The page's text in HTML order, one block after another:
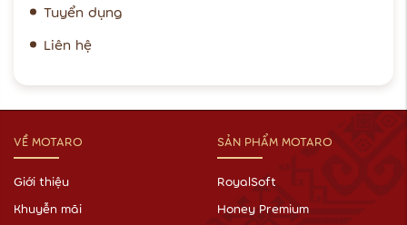
Tuyển dụng
Liên hệ
VỀ MOTARO
Giới thiệu
Khuyễn mãi
SẢN PHẨM MOTARO
RoyalSoft
Honey Premium